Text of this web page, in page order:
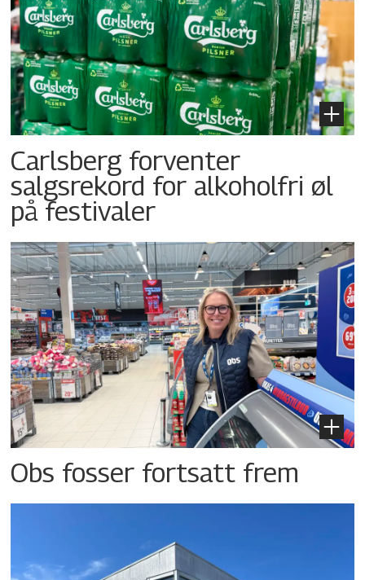
Carlsberg forventer
salgsrekord for alkoholfri øl
på festivaler
Obs fosser fortsatt frem